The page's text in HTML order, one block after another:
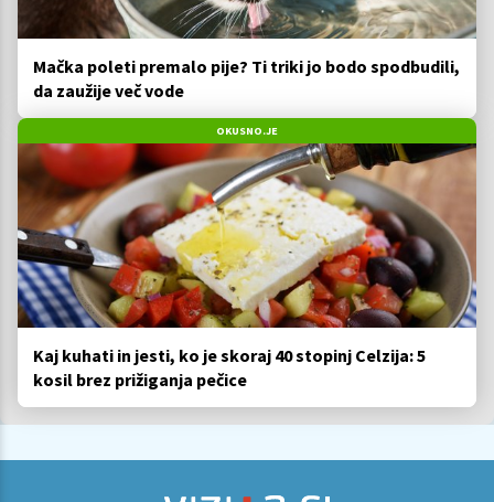
Mačka poleti premalo pije? Ti triki jo bodo spodbudili,
da zaužije več vode
OKUSNO.JE
Kaj kuhati in jesti, ko je skoraj 40 stopinj Celzija: 5
kosil brez prižiganja pečice